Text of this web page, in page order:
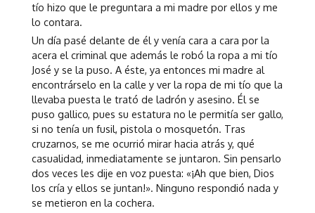
tío hizo que le preguntara a mi madre por ellos y me
lo contara.
Un día pasé delante de él y venía cara a cara por la
acera el criminal que además le robó la ropa a mi tío
José y se la puso. A éste, ya entonces mi madre al
encontrárselo en la calle y ver la ropa de mi tío que la
llevaba puesta le trató de ladrón y asesino. Él se
puso gallico, pues su estatura no le permitía ser gallo,
si no tenía un fusil, pistola o mosquetón. Tras
cruzarnos, se me ocurrió mirar hacia atrás y, qué
casualidad, inmediatamente se juntaron. Sin pensarlo
dos veces les dije en voz puesta: «¡Ah que bien, Dios
los cría y ellos se juntan!». Ninguno respondió nada y
se metieron en la cochera.